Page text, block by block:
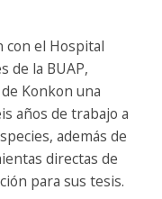
con el Hospital
de la BUAP,
Konkon una
años de trabajo a
además de
directas de
para sus tesis.